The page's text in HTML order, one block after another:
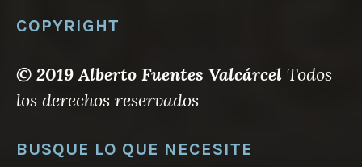
COPYRIGHT
© 2019 Alberto Fuentes Valcárcel Todos
los derechos reservados
BUSQUE LO QUE NECESITE